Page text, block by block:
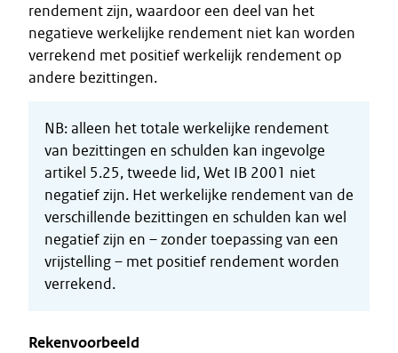
rendement zijn, waardoor een deel van het
negatieve werkelijke rendement niet kan worden
verrekend met positief werkelijk rendement op
andere bezittingen.
NB: alleen het totale werkelijke rendement
van bezittingen en schulden kan ingevolge
artikel 5.25, tweede lid, Wet IB 2001 niet
negatief zijn. Het werkelijke rendement van de
verschillende bezittingen en schulden kan wel
negatief zijn en – zonder toepassing van een
vrijstelling – met positief rendement worden
verrekend.
Rekenvoorbeeld